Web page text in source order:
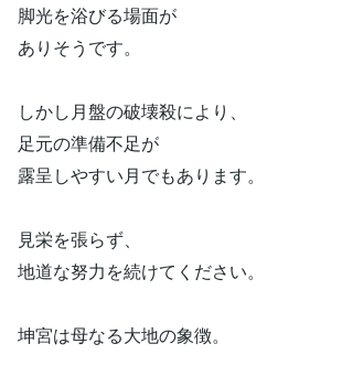
脚光を浴びる場面が
ありそうです。
しかし月盤の破壊殺により、
足元の準備不足が
露呈しやすい月でもあります。
見栄を張らず、
地道な努力を続けてください。
坤宮は母なる大地の象徴。